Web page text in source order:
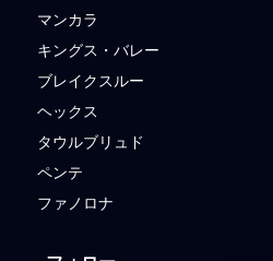
マンカラ
キングス・バレー
ブレイクスルー
ヘックス
タウルブリュド
ペンテ
ファノロナ